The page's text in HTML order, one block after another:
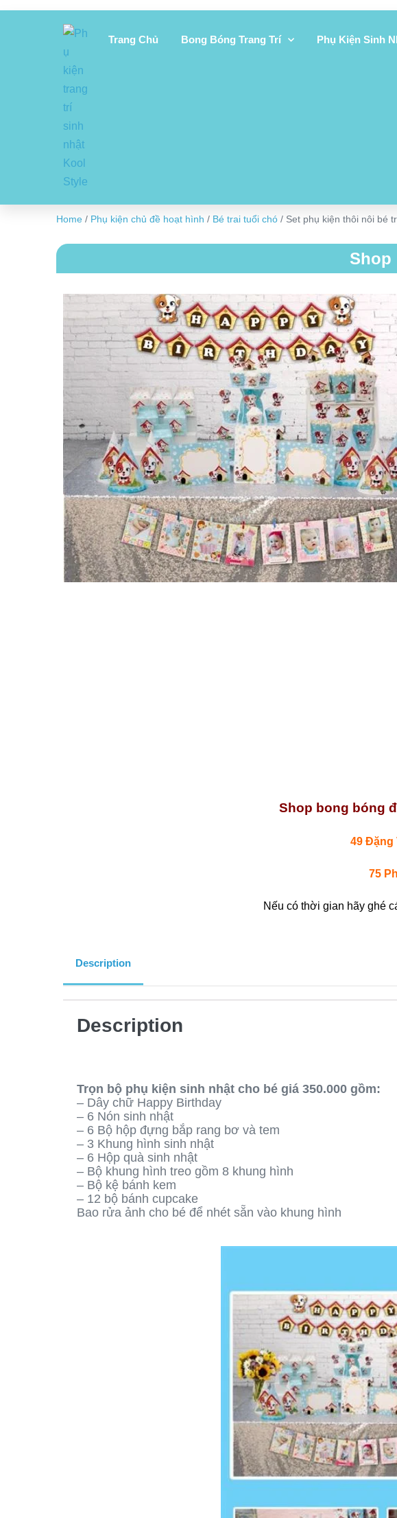
Trang Chủ Bong Bóng Trang Trí Phụ Kiện Sinh
Home / Phụ kiện chủ đề hoạt hình / Bé trai tuổi chó / Set phụ kiện thôi nôi bé
Shop
Shop bong bóng
49 Đặng
75
Nếu có thời gian hãy ghé
Description
Description
Trọn bộ phụ kiện sinh nhật cho bé giá 350.000 gồm:
– Dây chữ Happy Birthday
– 6 Nón sinh nhật
– 6 Bộ hộp đựng bắp rang bơ và tem
– 3 Khung hình sinh nhật
– 6 Hộp quà sinh nhật
– Bộ khung hình treo gồm 8 khung hình
– Bộ kệ bánh kem
– 12 bộ bánh cupcake
Bao rửa ảnh cho bé để nhét sẵn vào khung hình